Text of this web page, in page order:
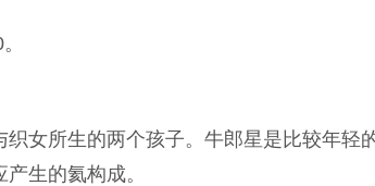
女所生的两个孩子。牛郎星是比较年轻
生的氦构成。